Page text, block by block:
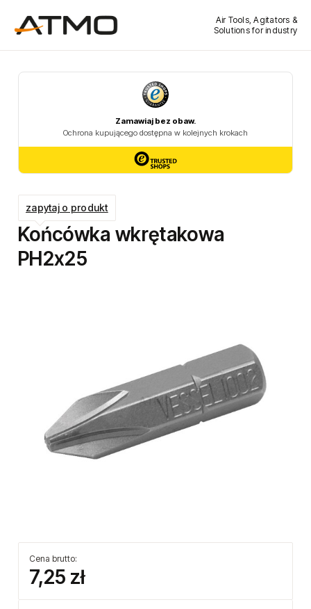
Air Tools, Agitators &
Solutions for industry
Końcówka wkrętakowa
PH2x25
Cena brutto:
7,25 zł
zapytaj o produkt